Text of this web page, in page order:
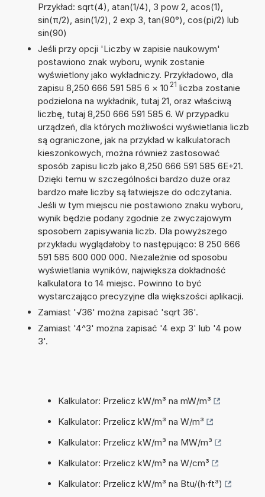
Przykład: sqrt(4), atan(1/4), 3 pow 2, acos(1),
sin(π/2), asin(1/2), 2 exp 3, tan(90°), cos(pi/2) lub
sin(90)
Jeśli przy opcji 'Liczby w zapisie naukowym'
postawiono znak wyboru, wynik zostanie
wyświetlony jako wykładniczy. Przykładowo, dla
zapisu 8,250 666 591 585 6 × 10 21 liczba zostanie
podzielona na wykładnik, tutaj 21, oraz właściwą
liczbę, tutaj 8,250 666 591 585 6. W przypadku
urządzeń, dla których możliwości wyświetlania liczb
są ograniczone, jak na przykład w kalkulatorach
kieszonkowych, można również zastosować
sposób zapisu liczb jako 8,250 666 591 585 6E+21.
Dzięki temu w szczególności bardzo duże oraz
bardzo małe liczby są łatwiejsze do odczytania.
Jeśli w tym miejscu nie postawiono znaku wyboru,
wynik będzie podany zgodnie ze zwyczajowym
sposobem zapisywania liczb. Dla powyższego
przykładu wyglądałoby to następująco: 8 250 666
591 585 600 000 000. Niezależnie od sposobu
wyświetlania wyników, największa dokładność
kalkulatora to 14 miejsc. Powinno to być
wystarczająco precyzyjne dla większości aplikacji.
Zamiast '√36' można zapisać 'sqrt 36'.
Zamiast '4^3' można zapisać '4 exp 3' lub '4 pow
3'.
Kalkulator: Przelicz kW/m³ na mW/m³
Kalkulator: Przelicz kW/m³ na W/m³
Kalkulator: Przelicz kW/m³ na MW/m³
Kalkulator: Przelicz kW/m³ na W/cm³
Kalkulator: Przelicz kW/m³ na Btu/(h·ft³)